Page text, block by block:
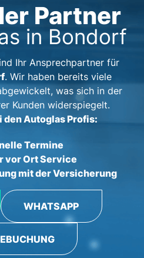
Partner
in Bondorf
Ihr Ansprechpartner für
. Wir haben bereits viele
was sich in der
Kunden widerspiegelt.
Autoglas Profis:
Termine
vor Ort Service
mit der Versicherung
WHATSAPP